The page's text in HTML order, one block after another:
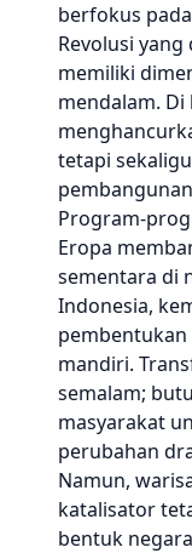
berfokus
Revolusi
memiliki
mendalam.
tetapi
Program-
Eropa
sementara di
Indonesia,
mandiri.
semalam;
masyarakat
perubahan
Namun,
katalisator
bentuk